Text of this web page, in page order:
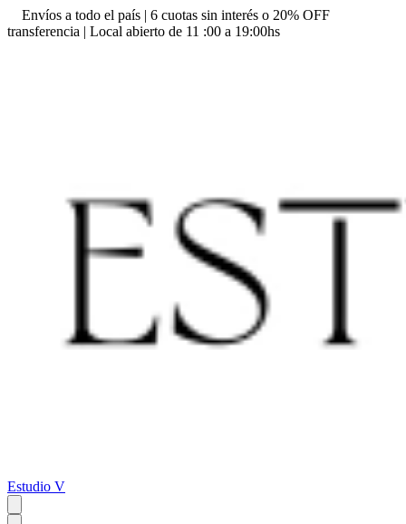
Envíos a todo el país | 6 cuotas sin interés o 20% OFF
transferencia | Local abierto de 11 :00 a 19:00hs
Estudio V